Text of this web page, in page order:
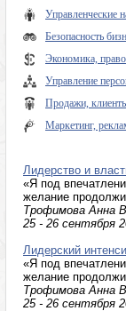
Управленческие
Безопасность
Экономика, право
Управление
Продажи,
Маркетинг,
Лидерство и
«Я под
желание
Трофимова Анна
25 - 26 сентября
Лидерский
«Я под
желание
Трофимова Анна
25 - 26 сентября